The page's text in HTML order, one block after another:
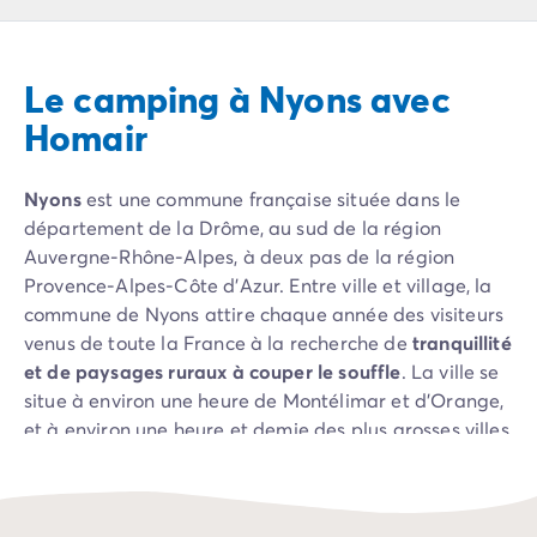
Camping Hendaye
Camping Bretagne
Camping Côtes d'Armor
Camping Ille-et-Vilaine
Camping Saint-Malo
Camping Morbihan
Camping Vannes
Camping Centre-Val de Loire
Camping Indre-et-Loire
Camping Chenonceau
Camping Champagne-Ardenne
Camping Ardennes
Camping Corse-du-Sud
Le camping à Nyons avec
Homair
Nyonsest une commune française située dans le
département de la Drôme, au sud de la région
Auvergne-Rhône-Alpes, à deux pas de la région
Provence-Alpes-Côte d’Azur. Entre ville et village, la
commune de Nyons attire chaque année des visiteurs
venus de toute la France à la recherche de tranquillité
et de paysages ruraux à couper le souffle. La ville se
situe à environ une heure de Montélimar et d'Orange,
et à environ une heure et demie des plus grosses villes
vous éloigner du tumulte des grandes métropoles
sans pour autant avoir à faire un trajet de plusieurs